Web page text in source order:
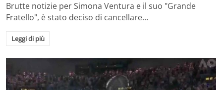
Brutte notizie per Simona Ventura e il suo "Grande
Fratello", è stato deciso di cancellare…
Leggi di più